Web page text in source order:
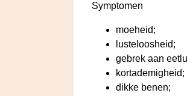
Symptomen
moeheid;
lusteloosheid;
gebrek aan
kortademigheid;
dikke benen;